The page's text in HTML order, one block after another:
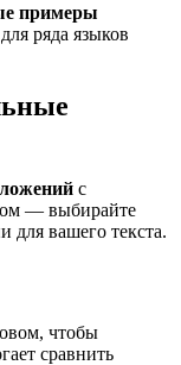
примеры
ряда языков
с
— выбирайте
для вашего текста.
чтобы
сравнить